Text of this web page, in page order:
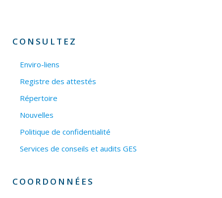
CONSULTEZ
Enviro-liens
Registre des attestés
Répertoire
Nouvelles
Politique de confidentialité
Services de conseils et audits GES
COORDONNÉES